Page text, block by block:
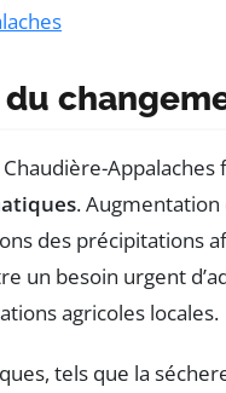
du
.
des précipitations
un besoin urgent
agricoles locales.
tels que la